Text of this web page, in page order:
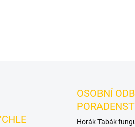
OSOBNÍ
Horák Tabák